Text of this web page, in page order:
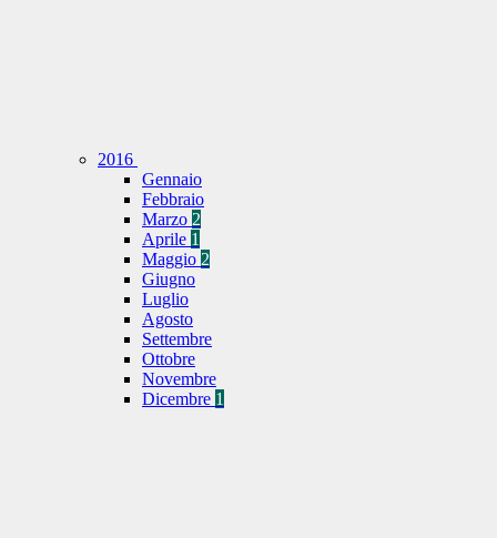
2016
Gennaio
Febbraio
Marzo 2
Aprile 1
Maggio 2
Giugno
Luglio
Agosto
Settembre
Ottobre
Novembre
Dicembre 1